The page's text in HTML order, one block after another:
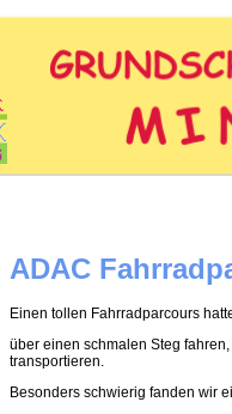
ADAC
Einen tollen Fahrradparcours
über einen schmalen Steg
transportieren.
Besonders schwierig fanden wir